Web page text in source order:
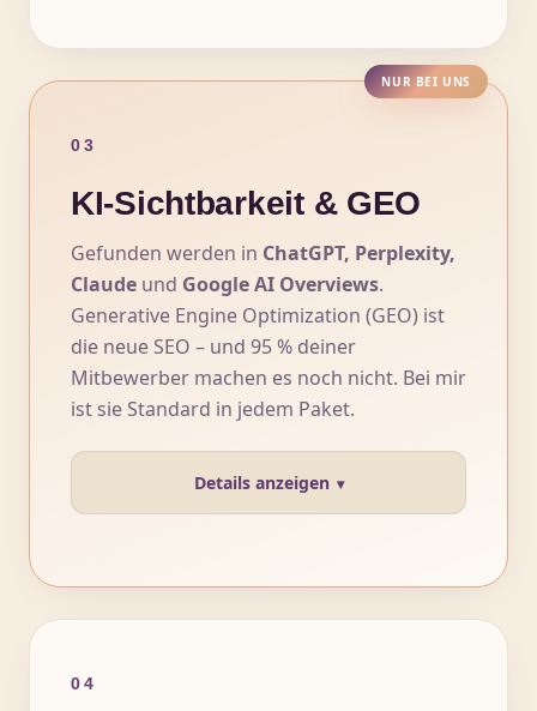
NUR BEI UNS
03
KI-Sichtbarkeit & GEO
Gefunden werden in ChatGPT, Perplexity,
Claude und Google AI Overviews.
Generative Engine Optimization (GEO) ist
die neue SEO – und 95 % deiner
Mitbewerber machen es noch nicht. Bei mir
ist sie Standard in jedem Paket.
Details anzeigen
04